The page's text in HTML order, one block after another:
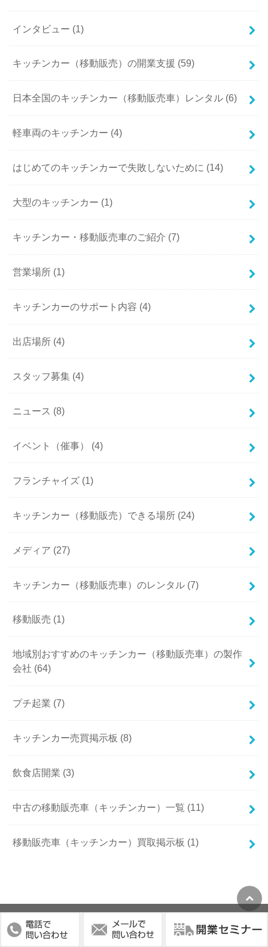
インタビュー (1)
キッチンカー（移動販売）の開業支援 (59)
日本全国のキッチンカー（移動販売車）レンタル (6)
軽車両のキッチンカー (4)
はじめてのキッチンカーで失敗しないために (14)
大型のキッチンカー (1)
キッチンカー・移動販売車のご紹介 (7)
営業場所 (1)
キッチンカーのサポート内容 (4)
出店場所 (4)
スタッフ募集 (4)
ニュース (8)
イベント（催事） (4)
フランチャイズ (1)
キッチンカー（移動販売）できる場所 (24)
メディア (27)
キッチンカー（移動販売車）のレンタル (7)
移動販売 (1)
地域別おすすめのキッチンカー（移動販売車）の製作
会社 (64)
プチ起業 (7)
キッチンカー売買掲示板 (8)
飲食店開業 (3)
中古の移動販売車（キッチンカー）一覧 (11)
移動販売車（キッチンカー）買取掲示板 (1)